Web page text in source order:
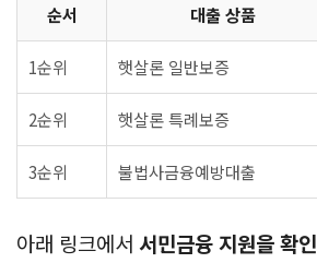
순서 대출 상품
1순위 햇살론 일반보증
2순위 햇살론 특례보증
3순위 불법사금융예방대출
아래 링크에서 서민금융 지원을 확인